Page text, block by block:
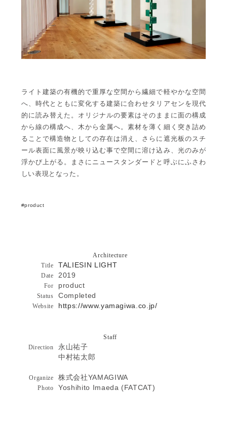
ライト建築の有機的で重厚な空間から繊細で軽やかな空間
へ、時代とともに変化する建築に合わせタリアセンを現代
的に読み替えた。オリジナルの要素はそのままに面の構成
から線の構成へ、木から金属へ。素材を薄く細く突き詰め
ることで構造物としての存在は消え、さらに遮光板のスチ
ール表面に風景が映り込む事で空間に溶け込み、光のみが
浮かび上がる。まさにニュースタンダードと呼ぶにふさわ
しい表現となった。
product
Architecture
Title
TALIESIN LIGHT
Date 2019
For product
Status Completed
Website https://www.yamagiwa.co.jp/
Staff
Direction
永山祐子
中村祐太郎
Organize 株式会社YAMAGIWA
Photo Yoshihito Imaeda (FATCAT)